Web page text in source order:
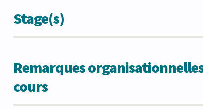
Stage(s)
Remarques
cours